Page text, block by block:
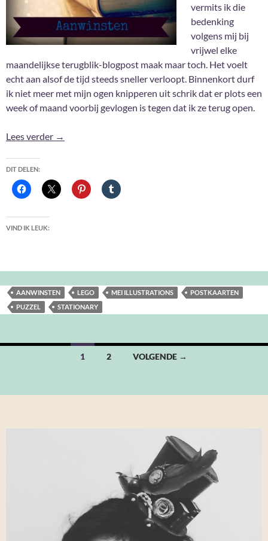
vermits ik die
bedenking
volgens mij bij
vrijwel elke
maandelijkse terugblik-blogpost maak maar toch. Het voelt
echt aan alsof de tijd steeds sneller verloopt. Binnenkort durf
ik niet meer met mijn ogen knipperen uit schrik dat er plots een
week of maand voorbij gevlogen is tegen dat ik ze terug open.
Lees verder Aanwinsten Januari 2026
→
DIT DELEN:
VIND IK LEUK:
AANWINSTEN LEGO MEI ILLUSTRATIONS
POSTKAARTEN
PUZZEL
STATIONARY
1 2 VOLGENDE →